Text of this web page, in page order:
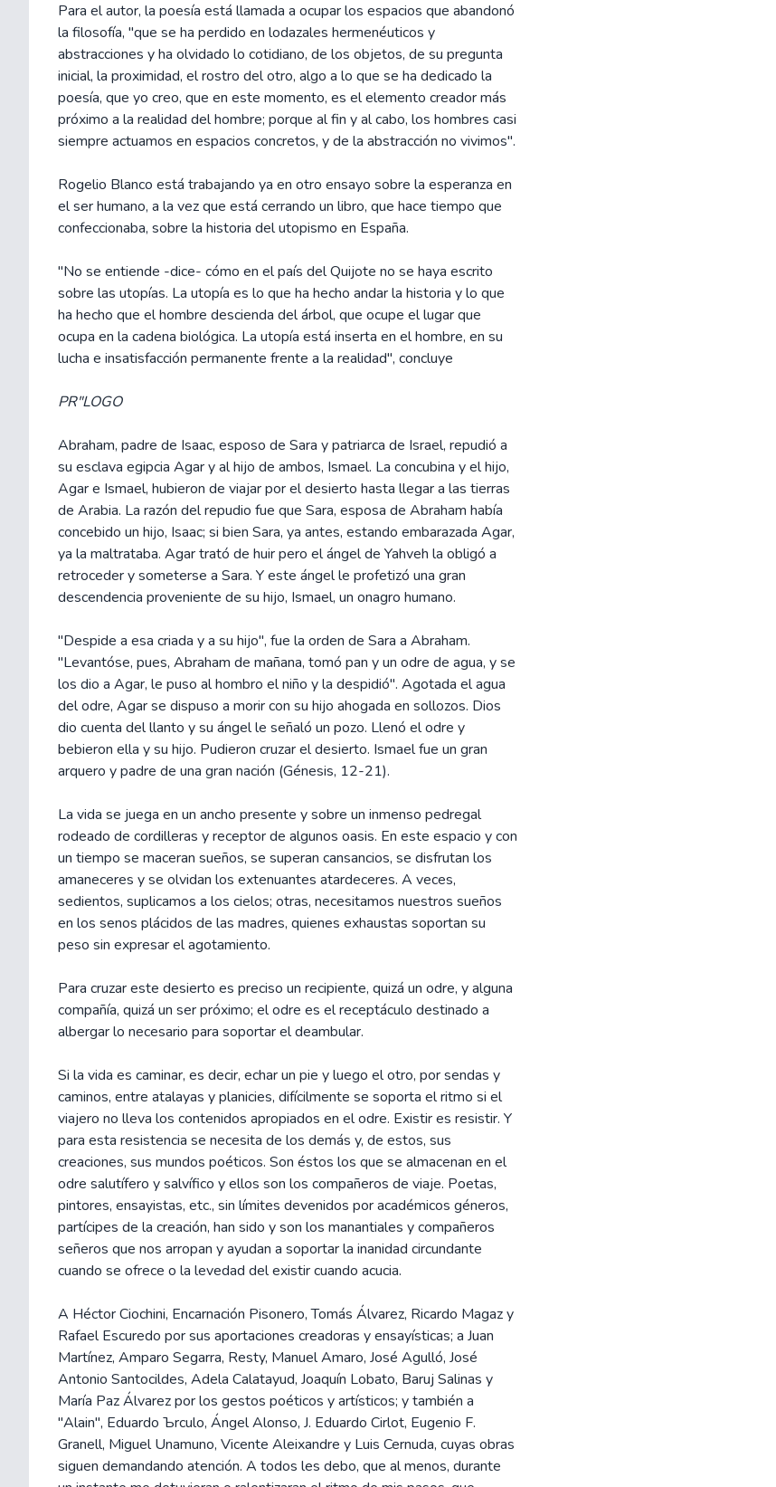
Para el autor, la poesía está llamada a ocupar los espacios que abandonó
la filosofía, "que se ha perdido en lodazales hermenéuticos y
abstracciones y ha olvidado lo cotidiano, de los objetos, de su pregunta
inicial, la proximidad, el rostro del otro, algo a lo que se ha dedicado la
poesía, que yo creo, que en este momento, es el elemento creador más
próximo a la realidad del hombre; porque al fin y al cabo, los hombres casi
siempre actuamos en espacios concretos, y de la abstracción no vivimos".
Rogelio Blanco está trabajando ya en otro ensayo sobre la esperanza en
el ser humano, a la vez que está cerrando un libro, que hace tiempo que
confeccionaba, sobre la historia del utopismo en España.
"No se entiende -dice- cómo en el país del Quijote no se haya escrito
sobre las utopías. La utopía es lo que ha hecho andar la historia y lo que
ha hecho que el hombre descienda del árbol, que ocupe el lugar que
ocupa en la cadena biológica. La utopía está inserta en el hombre, en su
lucha e insatisfacción permanente frente a la realidad", concluye
PR"LOGO
Abraham, padre de Isaac, esposo de Sara y patriarca de Israel, repudió a
su esclava egipcia Agar y al hijo de ambos, Ismael. La concubina y el hijo,
Agar e Ismael, hubieron de viajar por el desierto hasta llegar a las tierras
de Arabia. La razón del repudio fue que Sara, esposa de Abraham había
concebido un hijo, Isaac; si bien Sara, ya antes, estando embarazada Agar,
ya la maltrataba. Agar trató de huir pero el ángel de Yahveh la obligó a
retroceder y someterse a Sara. Y este ángel le profetizó una gran
descendencia proveniente de su hijo, Ismael, un onagro humano.
"Despide a esa criada y a su hijo", fue la orden de Sara a Abraham.
"Levantóse, pues, Abraham de mañana, tomó pan y un odre de agua, y se
los dio a Agar, le puso al hombro el niño y la despidió". Agotada el agua
del odre, Agar se dispuso a morir con su hijo ahogada en sollozos. Dios
dio cuenta del llanto y su ángel le señaló un pozo. Llenó el odre y
bebieron ella y su hijo. Pudieron cruzar el desierto. Ismael fue un gran
arquero y padre de una gran nación (Génesis, 12-21).
La vida se juega en un ancho presente y sobre un inmenso pedregal
rodeado de cordilleras y receptor de algunos oasis. En este espacio y con
un tiempo se maceran sueños, se superan cansancios, se disfrutan los
amaneceres y se olvidan los extenuantes atardeceres. A veces,
sedientos, suplicamos a los cielos; otras, necesitamos nuestros sueños
en los senos plácidos de las madres, quienes exhaustas soportan su
peso sin expresar el agotamiento.
Para cruzar este desierto es preciso un recipiente, quizá un odre, y alguna
compañía, quizá un ser próximo; el odre es el receptáculo destinado a
albergar lo necesario para soportar el deambular.
Si la vida es caminar, es decir, echar un pie y luego el otro, por sendas y
caminos, entre atalayas y planicies, difícilmente se soporta el ritmo si el
viajero no lleva los contenidos apropiados en el odre. Existir es resistir. Y
para esta resistencia se necesita de los demás y, de estos, sus
creaciones, sus mundos poéticos. Son éstos los que se almacenan en el
odre salutífero y salvífico y ellos son los compañeros de viaje. Poetas,
pintores, ensayistas, etc., sin límites devenidos por académicos géneros,
partícipes de la creación, han sido y son los manantiales y compañeros
señeros que nos arropan y ayudan a soportar la inanidad circundante
cuando se ofrece o la levedad del existir cuando acucia.
A Héctor Ciochini, Encarnación Pisonero, Tomás Álvarez, Ricardo Magaz y
Rafael Escuredo por sus aportaciones creadoras y ensayísticas; a Juan
Martínez, Amparo Segarra, Resty, Manuel Amaro, José Agulló, José
Antonio Santocildes, Adela Calatayud, Joaquín Lobato, Baruj Salinas y
María Paz Álvarez por los gestos poéticos y artísticos; y también a
"Alain", Eduardo Ъrculo, Ángel Alonso, J. Eduardo Cirlot, Eugenio F.
Granell, Miguel Unamuno, Vicente Aleixandre y Luis Cernuda, cuyas obras
siguen demandando atención. A todos les debo, que al menos, durante